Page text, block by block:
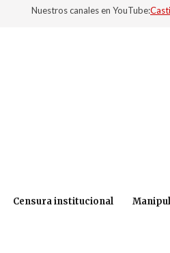
Nuestros canales en YouTube:
Censura institucional